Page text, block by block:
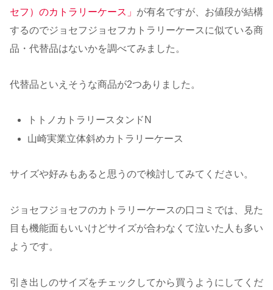
セフ）のカトラリーケース」 が有名ですが、お値段が結構
するのでジョセフジョセフカトラリーケースに似ている商
品・代替品はないかを調べてみました。
代替品といえそうな商品が2つありました。
トトノカトラリースタンドN
山崎実業立体斜めカトラリーケース
サイズや好みもあると思うので検討してみてください。
ジョセフジョセフのカトラリーケースの口コミでは、見た
目も機能面もいいけどサイズが合わなくて泣いた人も多い
ようです。
引き出しのサイズをチェックしてから買うようにしてくだ